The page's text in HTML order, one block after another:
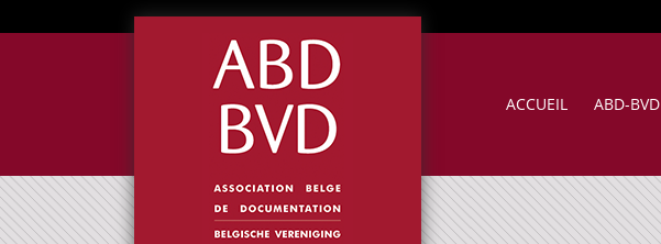
ACCUEIL ABD-BVD